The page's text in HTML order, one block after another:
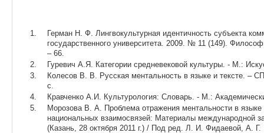
Герман Н. Ф. Лингвокультурная идентичность субъекта
государственного университета. 2009. № 11 (149).
– 66.
Гуревич А.Я. Категории средневековой культуры. - М.:
Колесов В. В. Русская ментальность в языке и тексте. –
с.
Кравченко А.И. Культурология: Словарь. - М.:
Морозова В. А. Проблема отражения ментальности в
национальных взаимосвязей: Материалы международной
(Казань, 28 октября 2011 г.) / Под ред. Л. И. Фидаевой, А.